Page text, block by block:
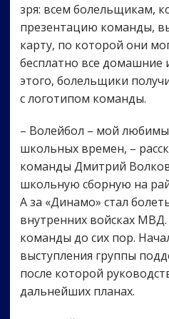
зря: всем болельщикам,
презентацию команды,
карту, по которой они
бесплатно все
этого, болельщики
с логотипом команды.
– Волейбол – мой
школьных времен, –
команды Дмитрий
школьную сборную на
А за «Динамо» стал
внутренних войсках
команды до сих пор.
выступления группы
после которой
дальнейших планах.